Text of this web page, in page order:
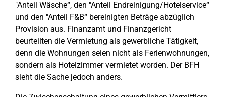
"Anteil Wäsche“, den "Anteil Endreinigung/Hotelservice“
und den "Anteil F&B“ bereinigten Beträge abzüglich
Provision aus. Finanzamt und Finanzgericht
beurteilten die Vermietung als gewerbliche Tätigkeit,
denn die Wohnungen seien nicht als Ferienwohnungen,
sondern als Hotelzimmer vermietet worden. Der BFH
sieht die Sache jedoch anders.